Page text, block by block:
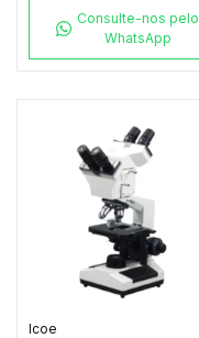
Consulte-nos pelo
WhatsApp
Icoe